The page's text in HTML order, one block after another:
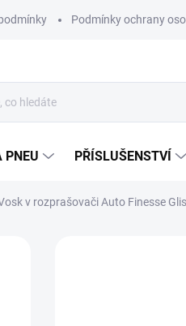
Podmínky ochrany
PNEU PŘÍSLUŠENSTVÍ
v rozprašovači Auto Finesse